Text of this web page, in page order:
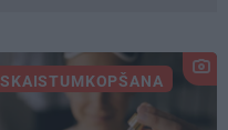
SKAISTUMKOPŠANA